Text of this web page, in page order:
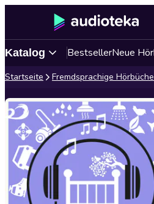
Katalog BestsellerNeue
Startseite Fremdsprachige